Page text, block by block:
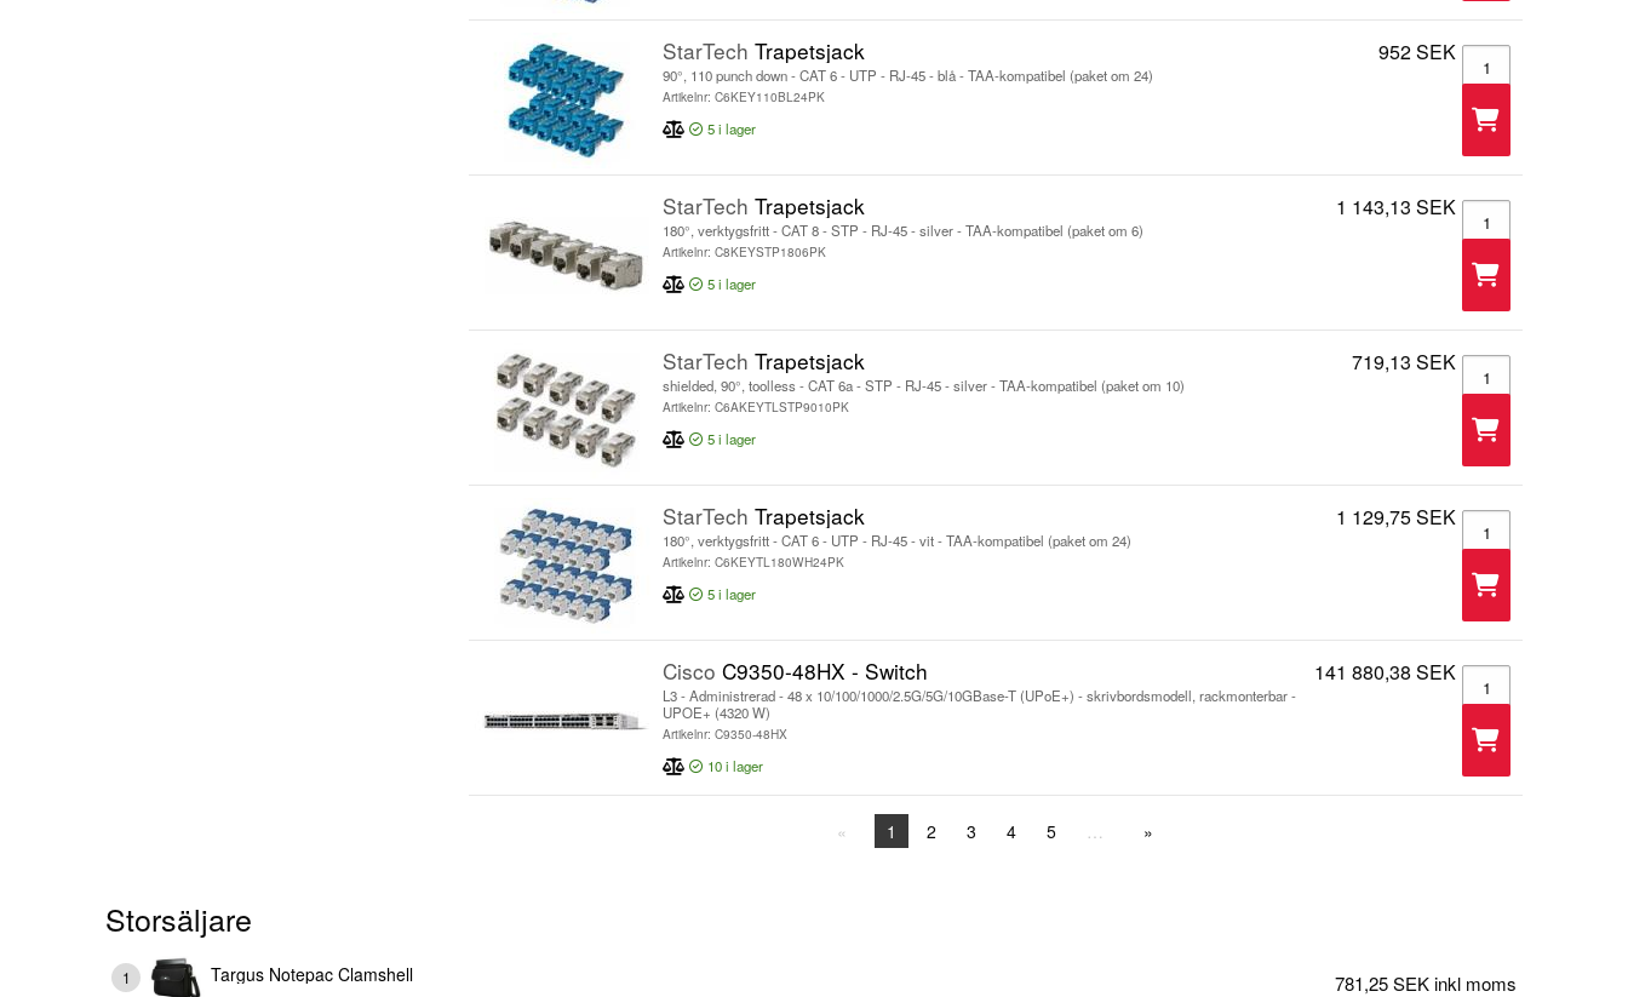
StarTech Trapetsjack
90°, 110 punch down - CAT 6 - UTP - RJ-45 - blå - TAA-kompatibel (paket om 24)
Artikelnr: C6KEY110BL24PK
5i lager
952 SEK Trapetsjack -
StarTech Trapetsjack
180°, verktygsfritt - CAT 8 - STP - RJ-45 - silver - TAA-kompatibel (paket om 6)
Artikelnr: C8KEYSTP1806PK
5i lager
1 143,13 SEK Trapetsjack -
StarTech Trapetsjack
shielded, 90°, toolless - CAT 6a - STP - RJ-45 - silver - TAA-kompatibel (paket om 10)
Artikelnr: C6AKEYTLSTP9010PK
5i lager
719,13 SEK Trapetsjack -
StarTech Trapetsjack
180°, verktygsfritt - CAT 6 - UTP - RJ-45 - vit - TAA-kompatibel (paket om 24)
Artikelnr: C6KEYTL180WH24PK
5i lager
1 129,75 SEK Trapetsjack -
Cisco C9350-48HX - Switch
L3 - Administrerad - 48 x 10/100/1000/2.5G/5G/10GBase-T (UPoE+) - skrivbordsmodell, rackmonterbar -
UPOE+ (4320 W)
Artikelnr: C9350-48HX
10i lager
141 880,38 SEK C9350-48HX -
1 2 3 4 5 …
Storsäljare
Targus Notepac Clamshell 781,25 SEKinkl moms